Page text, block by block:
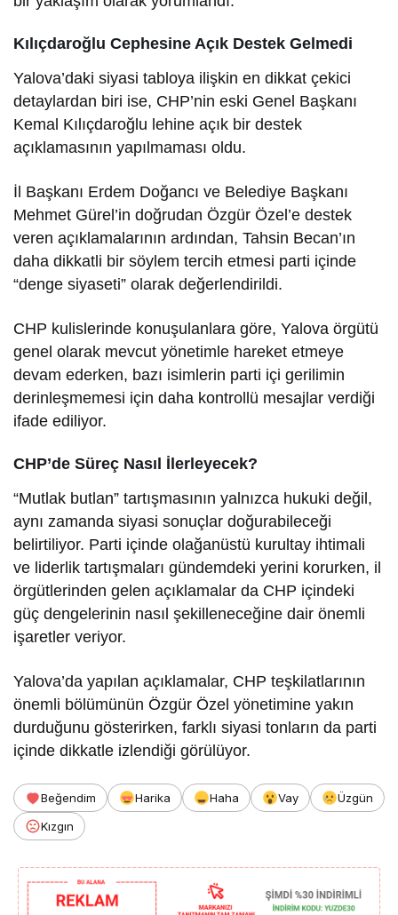
Kılıçdaroğlu Cephesine Açık Destek Gelmedi
Yalova’daki siyasi tabloya ilişkin en dikkat çekici
detaylardan biri ise, CHP’nin eski Genel Başkanı
Kemal Kılıçdaroğlu lehine açık bir destek
açıklamasının yapılmaması oldu.
İl Başkanı Erdem Doğancı ve Belediye Başkanı
Mehmet Gürel’in doğrudan Özgür Özel’e destek
veren açıklamalarının ardından, Tahsin Becan’ın
daha dikkatli bir söylem tercih etmesi parti içinde
“denge siyaseti” olarak değerlendirildi.
CHP kulislerinde konuşulanlara göre, Yalova örgütü
genel olarak mevcut yönetimle hareket etmeye
devam ederken, bazı isimlerin parti içi gerilimin
derinleşmemesi için daha kontrollü mesajlar verdiği
ifade ediliyor.
CHP’de Süreç Nasıl İlerleyecek?
“Mutlak butlan” tartışmasının yalnızca hukuki değil,
aynı zamanda siyasi sonuçlar doğurabileceği
belirtiliyor. Parti içinde olağanüstü kurultay ihtimali
ve liderlik tartışmaları gündemdeki yerini korurken, il
örgütlerinden gelen açıklamalar da CHP içindeki
güç dengelerinin nasıl şekilleneceğine dair önemli
işaretler veriyor.
Yalova’da yapılan açıklamalar, CHP teşkilatlarının
önemli bölümünün Özgür Özel yönetimine yakın
durduğunu gösterirken, farklı siyasi tonların da parti
içinde dikkatle izlendiği görülüyor.
Beğendim Harika Haha Vay
Üzgün
Kızgın